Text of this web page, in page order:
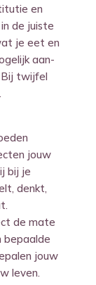
en
de juiste
je eet en
aan-
twijfel
jouw
bij je
denkt,
de mate
bepaalde
jouw
leven.